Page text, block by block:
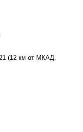
(12 км от МКАД,